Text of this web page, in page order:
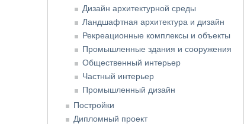
Дизайн архитектурной среды
Ландшафтная архитектура и дизайн
Рекреационные комплексы и объекты
Промышленные здания и сооружения
Общественный интерьер
Частный интерьер
Промышленный дизайн
Постройки
Дипломный проект